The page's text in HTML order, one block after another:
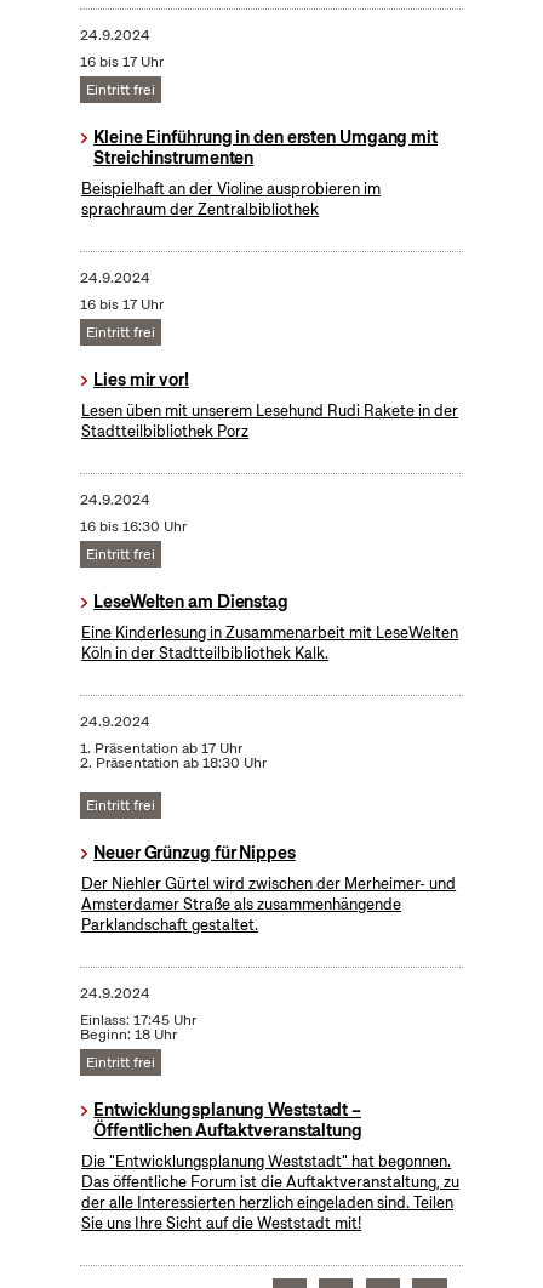
24.9.2024
16 bis 17 Uhr
Eintritt frei
Kleine Einführung in den ersten Umgang mit
Streichinstrumenten
Beispielhaft an der Violine ausprobieren im
sprachraum der Zentralbibliothek
24.9.2024
16 bis 17 Uhr
Eintritt frei
Lies mir vor!
Lesen üben mit unserem Lesehund Rudi Rakete in der
Stadtteilbibliothek Porz
24.9.2024
16 bis 16:30 Uhr
Eintritt frei
LeseWelten am Dienstag
Eine Kinderlesung in Zusammenarbeit mit LeseWelten
Köln in der Stadtteilbibliothek Kalk.
24.9.2024
1. Präsentation ab 17 Uhr
2. Präsentation ab 18:30 Uhr
Eintritt frei
Neuer Grünzug für Nippes
Der Niehler Gürtel wird zwischen der Merheimer- und
Amsterdamer Straße als zusammenhängende
Parklandschaft gestaltet.
24.9.2024
Einlass: 17:45 Uhr
Beginn: 18 Uhr
Eintritt frei
Entwicklungsplanung Weststadt –
Öffentlichen Auftaktveranstaltung
Die "Entwicklungsplanung Weststadt" hat begonnen.
Das öffentliche Forum ist die Auftaktveranstaltung, zu
der alle Interessierten herzlich eingeladen sind. Teilen
Sie uns Ihre Sicht auf die Weststadt mit!